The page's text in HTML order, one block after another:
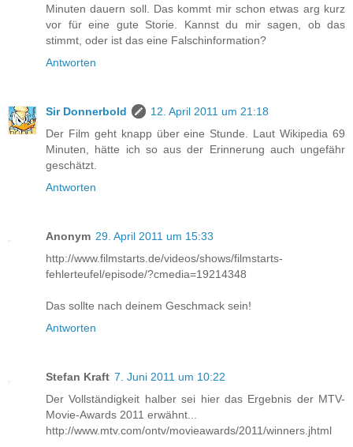
Minuten dauern soll. Das kommt mir schon etwas arg kurz
vor für eine gute Storie. Kannst du mir sagen, ob das
stimmt, oder ist das eine Falschinformation?
Antworten
Sir Donnerbold
12. April 2011 um 21:18
Der Film geht knapp über eine Stunde. Laut Wikipedia 69
Minuten, hätte ich so aus der Erinnerung auch ungefähr
geschätzt.
Antworten
Anonym 29. April 2011 um 15:33
http://www.filmstarts.de/videos/shows/filmstarts-
fehlerteufel/episode/?cmedia=19214348
Das sollte nach deinem Geschmack sein!
Antworten
Stefan Kraft 7. Juni 2011 um 10:22
Der Vollständigkeit halber sei hier das Ergebnis der MTV-
Movie-Awards 2011 erwähnt...
http://www.mtv.com/ontv/movieawards/2011/winners.jhtml